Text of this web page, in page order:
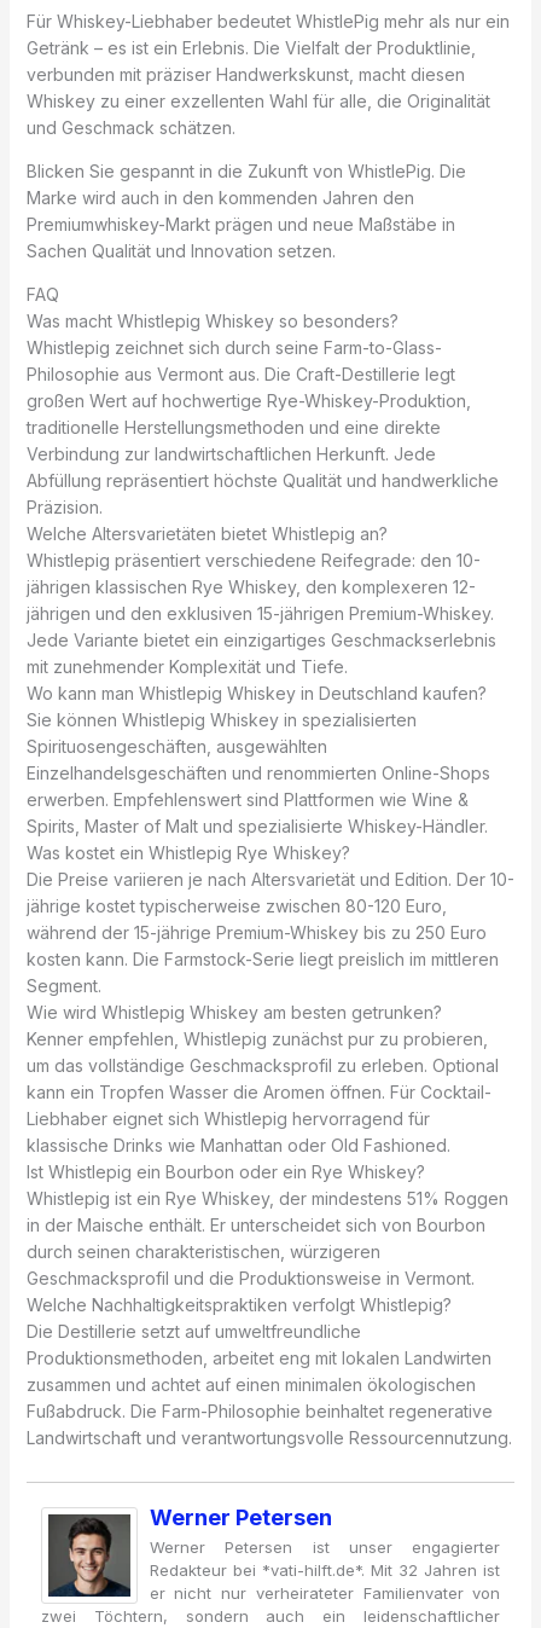
Für Whiskey-Liebhaber bedeutet WhistlePig mehr als nur ein
Getränk – es ist ein Erlebnis. Die Vielfalt der Produktlinie,
verbunden mit präziser Handwerkskunst, macht diesen
Whiskey zu einer exzellenten Wahl für alle, die Originalität
und Geschmack schätzen.
Blicken Sie gespannt in die Zukunft von WhistlePig. Die
Marke wird auch in den kommenden Jahren den
Premiumwhiskey-Markt prägen und neue Maßstäbe in
Sachen Qualität und Innovation setzen.
FAQ
Was macht Whistlepig Whiskey so besonders?
Whistlepig zeichnet sich durch seine Farm-to-Glass-
Philosophie aus Vermont aus. Die Craft-Destillerie legt
großen Wert auf hochwertige Rye-Whiskey-Produktion,
traditionelle Herstellungsmethoden und eine direkte
Verbindung zur landwirtschaftlichen Herkunft. Jede
Abfüllung repräsentiert höchste Qualität und handwerkliche
Präzision.
Welche Altersvarietäten bietet Whistlepig an?
Whistlepig präsentiert verschiedene Reifegrade: den 10-
jährigen klassischen Rye Whiskey, den komplexeren 12-
jährigen und den exklusiven 15-jährigen Premium-Whiskey.
Jede Variante bietet ein einzigartiges Geschmackserlebnis
mit zunehmender Komplexität und Tiefe.
Wo kann man Whistlepig Whiskey in Deutschland kaufen?
Sie können Whistlepig Whiskey in spezialisierten
Spirituosengeschäften, ausgewählten
Einzelhandelsgeschäften und renommierten Online-Shops
erwerben. Empfehlenswert sind Plattformen wie Wine &
Spirits, Master of Malt und spezialisierte Whiskey-Händler.
Was kostet ein Whistlepig Rye Whiskey?
Die Preise variieren je nach Altersvarietät und Edition. Der 10-
jährige kostet typischerweise zwischen 80-120 Euro,
während der 15-jährige Premium-Whiskey bis zu 250 Euro
kosten kann. Die Farmstock-Serie liegt preislich im mittleren
Segment.
Wie wird Whistlepig Whiskey am besten getrunken?
Kenner empfehlen, Whistlepig zunächst pur zu probieren,
um das vollständige Geschmacksprofil zu erleben. Optional
kann ein Tropfen Wasser die Aromen öffnen. Für Cocktail-
Liebhaber eignet sich Whistlepig hervorragend für
klassische Drinks wie Manhattan oder Old Fashioned.
Ist Whistlepig ein Bourbon oder ein Rye Whiskey?
Whistlepig ist ein Rye Whiskey, der mindestens 51% Roggen
in der Maische enthält. Er unterscheidet sich von Bourbon
durch seinen charakteristischen, würzigeren
Geschmacksprofil und die Produktionsweise in Vermont.
Welche Nachhaltigkeitspraktiken verfolgt Whistlepig?
Die Destillerie setzt auf umweltfreundliche
Produktionsmethoden, arbeitet eng mit lokalen Landwirten
zusammen und achtet auf einen minimalen ökologischen
Fußabdruck. Die Farm-Philosophie beinhaltet regenerative
Landwirtschaft und verantwortungsvolle Ressourcennutzung.
Werner Petersen
Werner Petersen ist unser engagierter
Redakteur bei *vati-hilft.de*. Mit 32 Jahren ist
er nicht nur verheirateter Familienvater von
zwei Töchtern, sondern auch ein leidenschaftlicher